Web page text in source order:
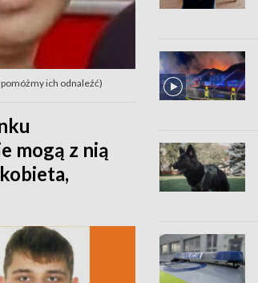
ich odnaleźć)
mogą z nią